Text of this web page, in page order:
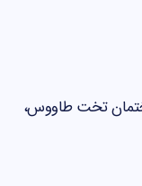
تخت طاووس،